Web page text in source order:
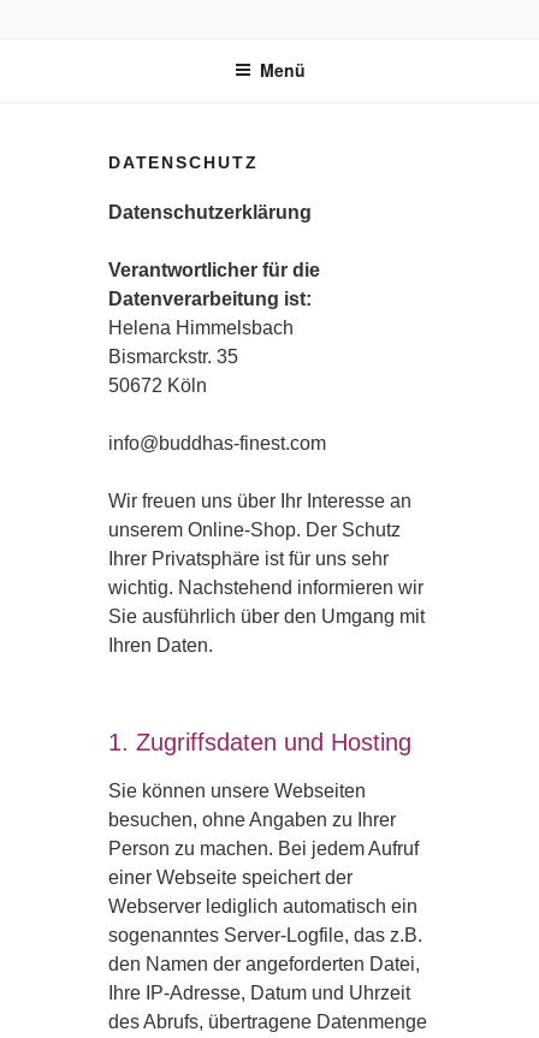
Menü
DATENSCHUTZ
Datenschutzerklärung
Verantwortlicher für die
Datenverarbeitung ist:
Helena Himmelsbach
Bismarckstr. 35
50672 Köln
info@buddhas-finest.com
Wir freuen uns über Ihr Interesse an
unserem Online-Shop. Der Schutz
Ihrer Privatsphäre ist für uns sehr
wichtig. Nachstehend informieren wir
Sie ausführlich über den Umgang mit
Ihren Daten.
1. Zugriffsdaten und Hosting
Sie können unsere Webseiten
besuchen, ohne Angaben zu Ihrer
Person zu machen. Bei jedem Aufruf
einer Webseite speichert der
Webserver lediglich automatisch ein
sogenanntes Server-Logfile, das z.B.
den Namen der angeforderten Datei,
Ihre IP-Adresse, Datum und Uhrzeit
des Abrufs, übertragene Datenmenge